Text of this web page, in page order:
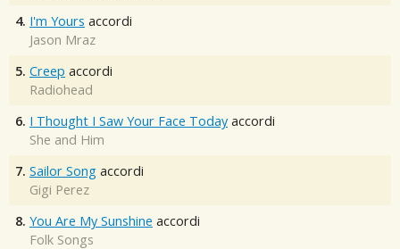
4. I'm Yours accordi
Jason Mraz
5. Creep accordi
Radiohead
6. I Thought I Saw Your Face Today accordi
She and Him
7. Sailor Song accordi
Gigi Perez
8. You Are My Sunshine accordi
Folk Songs